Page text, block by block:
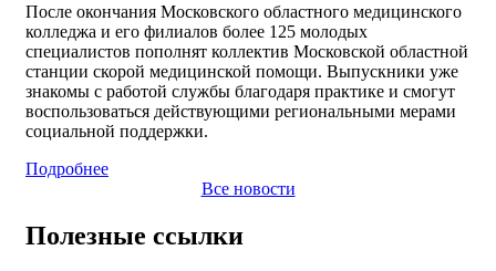
После окончания Московского областного медицинского
колледжа и его филиалов более 125 молодых
специалистов пополнят коллектив Московской областной
станции скорой медицинской помощи. Выпускники уже
знакомы с работой службы благодаря практике и смогут
воспользоваться действующими региональными мерами
социальной поддержки.
Подробнее
Все новости
Полезные ссылки